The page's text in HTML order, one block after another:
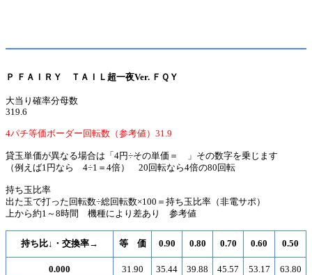
Ｐ ＦＡＩＲＹ ＴＡＩＬ超一夜Ver. ＦＱＹ
大当り確率分母数
319.6
4パチ等価ボーダー回転数（参考値）31.9
貸玉単価が異なる場合は「4円÷その単価＝ 」その数字を乗じます
（例えば1円なら 4÷1＝4倍） 20回転なら4倍の80回転
持ち玉比率
出た玉で打った回転数÷総回転数×100＝持ち玉比率（非電サポ）
上から約1～8時間 機種により差あり 参考値
持ち比↓・交換率→ 等 価 0.90 0.80 0.70 0.60 0.50
0.000 31.90 35.44 39.88 45.57 53.17 63.80